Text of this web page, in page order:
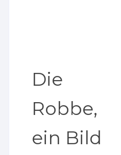
Die
Robbe,
ein Bild